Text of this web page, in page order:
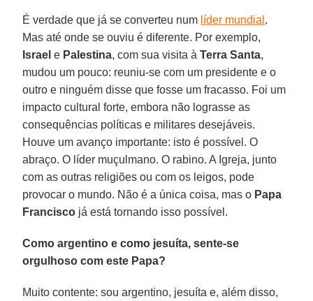
É verdade que já se converteu num líder mundial .
Mas até onde se ouviu é diferente. Por exemplo,
Israel e Palestina, com sua visita àTerra Santa,
mudou um pouco: reuniu-se com um presidente e o
outro e ninguém disse que fosse um fracasso. Foi um
impacto cultural forte, embora não lograsse as
consequências políticas e militares desejáveis.
Houve um avanço importante: isto é possível. O
abraço. O líder muçulmano. O rabino. A Igreja, junto
com as outras religiões ou com os leigos, pode
provocar o mundo. Não é a única coisa, mas o Papa
Francisco já está tornando isso possível.
Como argentino e como jesuíta, sente-se
orgulhoso com este Papa?
Muito contente: sou argentino, jesuíta e, além disso,